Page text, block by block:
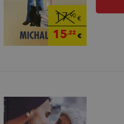
17,90€
15,22€